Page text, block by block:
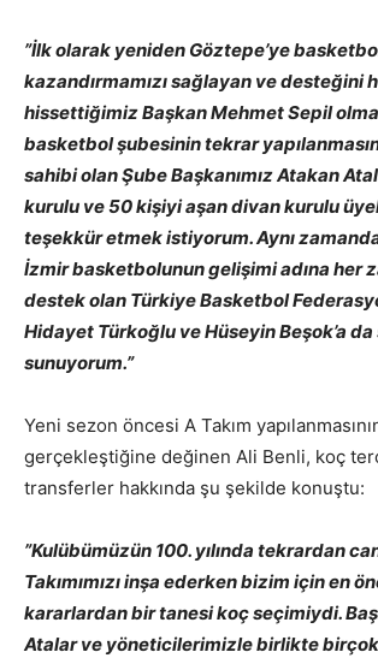
”İlk olarak yeniden Göztepe’ye
kazandırmamızı sağlayan ve desteğini
hissettiğimiz Başkan Mehmet Sepil
basketbol şubesinin tekrar
sahibi olan Şube Başkanımız Atakan
kurulu ve 50 kişiyi aşan divan kurulu
teşekkür etmek istiyorum. Aynı
İzmir basketbolunun gelişimi adına her
destek olan Türkiye Basketbol
Hidayet Türkoğlu ve Hüseyin Beşok’a da
sunuyorum.”
Yeni sezon öncesi A Takım
gerçekleştiğine değinen Ali Benli, koç
transferler hakkında şu şekilde konuştu:
”Kulübümüzün 100. yılında tekrardan
Takımımızı inşa ederken bizim için en
kararlardan bir tanesi koç seçimiydi.
Atalar ve yöneticilerimizle birlikte